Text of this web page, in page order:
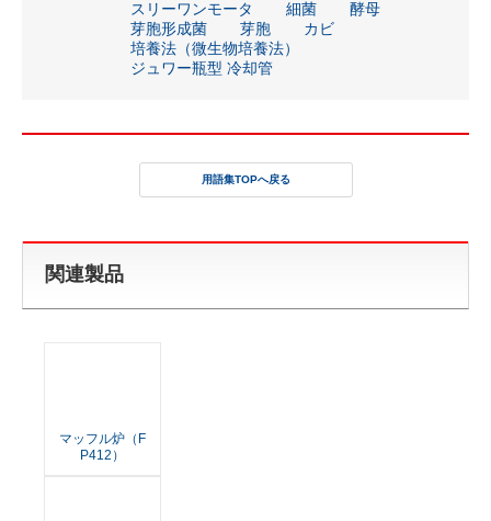
スリーワンモータ
細菌
酵母
芽胞形成菌
芽胞
カビ
培養法（微生物培養法）
ジュワー瓶型 冷却管
用語集TOPへ戻る
関連製品
マッフル炉（F
P412）